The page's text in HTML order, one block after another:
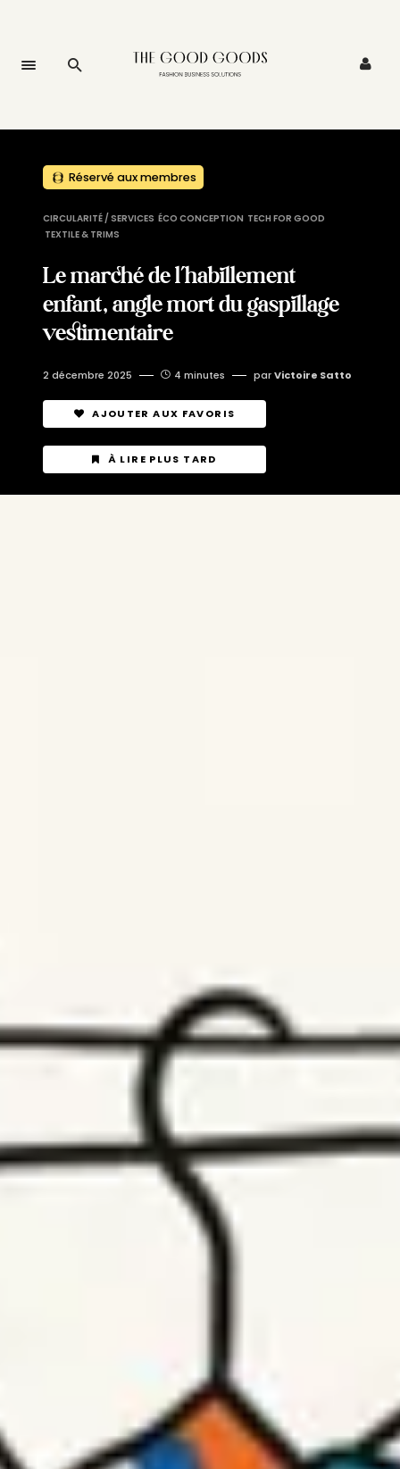
Réservé aux membres
CIRCULARITÉ / SERVICES ÉCO CONCEPTION TECH FOR GOOD
TEXTILE & TRIMS
Le marché de l’habillement
enfant, angle mort du gaspillage
vestimentaire
2 décembre 2025 4 minutes parVictoire Satto
AJOUTER AUX FAVORIS
À LIRE PLUS TARD